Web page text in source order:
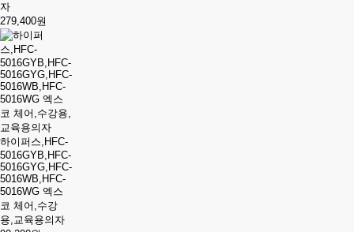
자
279,400원
하이퍼스,HFC-
5016GYB,HFC-
5016GYG,HFC-
5016WB,HFC-
5016WG 엑스
코 체어,수강
용,교육용의자